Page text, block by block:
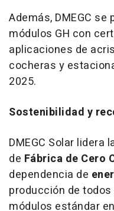
Además, DMEGC
módulos GH con
aplicaciones de
cocheras y
2025.
Sostenibilidad y
DMEGC Solar lidera
de Fábrica de Cero
dependencia de
producción de
módulos estándar